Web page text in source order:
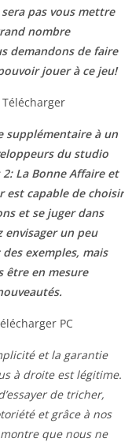
pas vous mettre
nombre
demandons de faire
jouer à ce jeu!
supplémentaire à un
du studio
La Bonne Affaire et
est capable de choisir
et se juger dans
envisager un peu
exemples, mais
être en mesure
et la garantie
à droite est légitime.
de tricher,
et grâce à nos
que nous ne